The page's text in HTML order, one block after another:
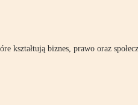
kształtują biznes, prawo oraz